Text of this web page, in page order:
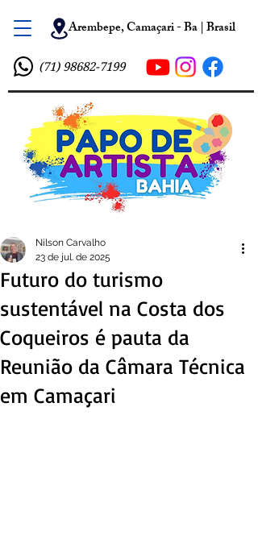
Arembepe, Camaçari - Ba | Brasil
(71) 98682-7199
Futuro do turismo
sustentável na Costa dos
Coqueiros é pauta da
Reunião da Câmara Técnica
em Camaçari
Nilson Carvalho
23 de jul. de 2025